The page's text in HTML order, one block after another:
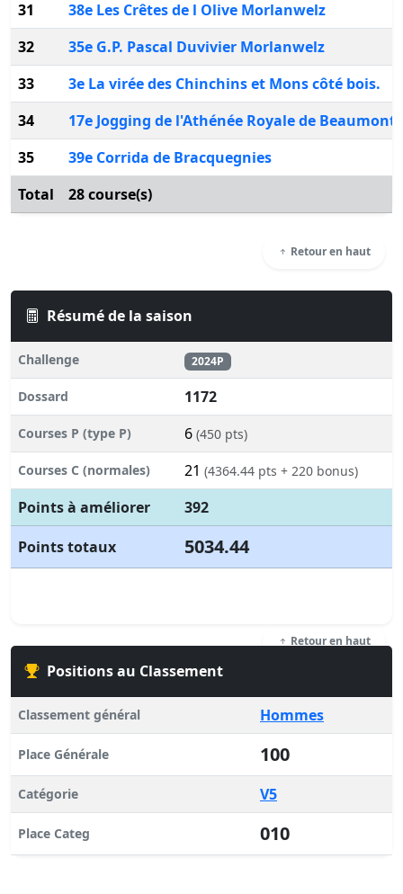
31
38e Les Crêtes de l Olive Morlanwelz
32
35e G.P. Pascal Duvivier Morlanwelz
33
3e La virée des Chinchins et Mons côté bois.
34
17e Jogging de l'Athénée Royale de Beaumont
35
39e Corrida de Bracquegnies
Total
28 course(s)
Retour en haut
Résumé de la saison
Challenge 2024P
Dossard 1172
Courses P (type P) 6 (450 pts)
Courses C (normales) 21 (4364.44 pts + 220 bonus)
Points à améliorer
392
Points totaux
5034.44
Retour en haut
Positions au Classement
Classement général Hommes
Place Générale 100
Catégorie V5
Place Categ 010